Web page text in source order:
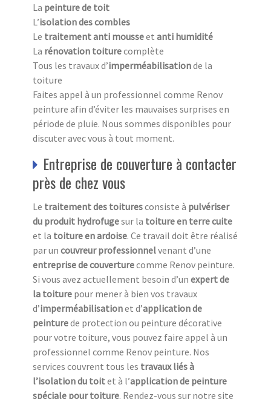
La peinture de toit
L’isolation des combles
Le traitement anti mousseet anti humidité
La rénovation toiturecomplète
Tous les travaux d’imperméabilisationde la
toiture
Faites appel à un professionnel comme Renov
peinture afin d’éviter les mauvaises surprises en
période de pluie. Nous sommes disponibles pour
discuter avec vous à tout moment.
Entreprise de couverture à contacter
près de chez vous
Le traitement des toituresconsiste à pulvériser
du produit hydrofugesur la toiture en terre cuite
et la toiture en ardoise. Ce travail doit être réalisé
par un couvreur professionnelvenant d’une
entreprise de couverturecomme Renov peinture.
Si vous avez actuellement besoin d’un expert de
la toiture pour mener à bien vos travaux
d’imperméabilisationet d’application de
peinturede protection ou peinture décorative
pour votre toiture, vous pouvez faire appel à un
professionnel comme Renov peinture. Nos
services couvrent tous les travaux liés à
l’isolation du toitet à l’application de peinture
spéciale pour toiture. Rendez-vous sur notre site